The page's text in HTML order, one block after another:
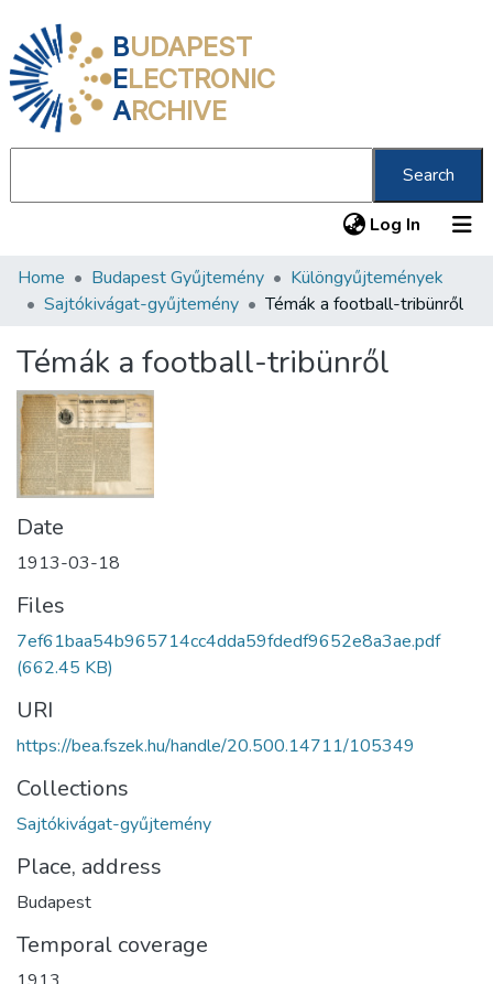
BUDAPEST
ELECTRONIC
ARCHIVE
Search
Log In (current)
Communities & Collections
Statistics
About us
Home Budapest Gyűjtemény
Különgyűjtemények
Sajtókivágat-gyűjtemény
Témák a football-tribünről
Témák a football-tribünről
Date
1913-03-18
Files
7ef61baa54b965714cc4dda59fdedf9652e8a3ae.pdf
(662.45 KB)
URI
https://bea.fszek.hu/handle/20.500.14711/105349
Collections
Sajtókivágat-gyűjtemény
Place, address
Budapest
Temporal coverage